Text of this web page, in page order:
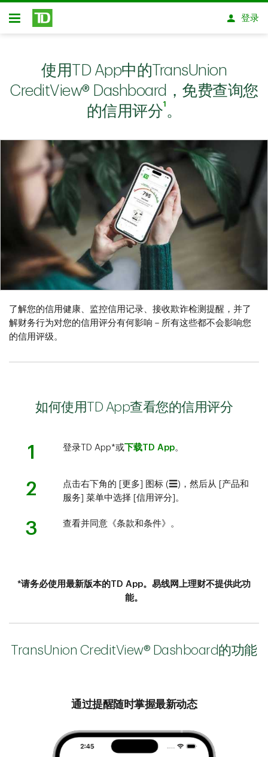
跳转到主要内容
开放式房屋贷款
登录
使用TD App中的TransUnion
CreditView® Dashboard，免费查询您
的信用评分1 。
了解您的信用健康、监控信用记录、接收欺诈检测提醒，并了
解财务行为对您的信用评分有何影响－所有这些都不会影响您
的信用评级。
如何使用TD App查看您的信用评分
1 登录TD App*或 下载TD App。
2
点击右下角的 [更多] 图标 (☰)，然后从 [产品和
服务] 菜单中选择 [信用评分]。
3 查看并同意《条款和条件》。
*请务必使用最新版本的TD App。易线网上理财不提供此功
能。
TransUnion CreditView® Dashboard的功能
通过提醒随时掌握最新动态